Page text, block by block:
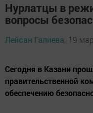
Нурлатцы в
вопросы
Лейсан Галиева, 19
Сегодня в Казани
правительственной
обеспечению